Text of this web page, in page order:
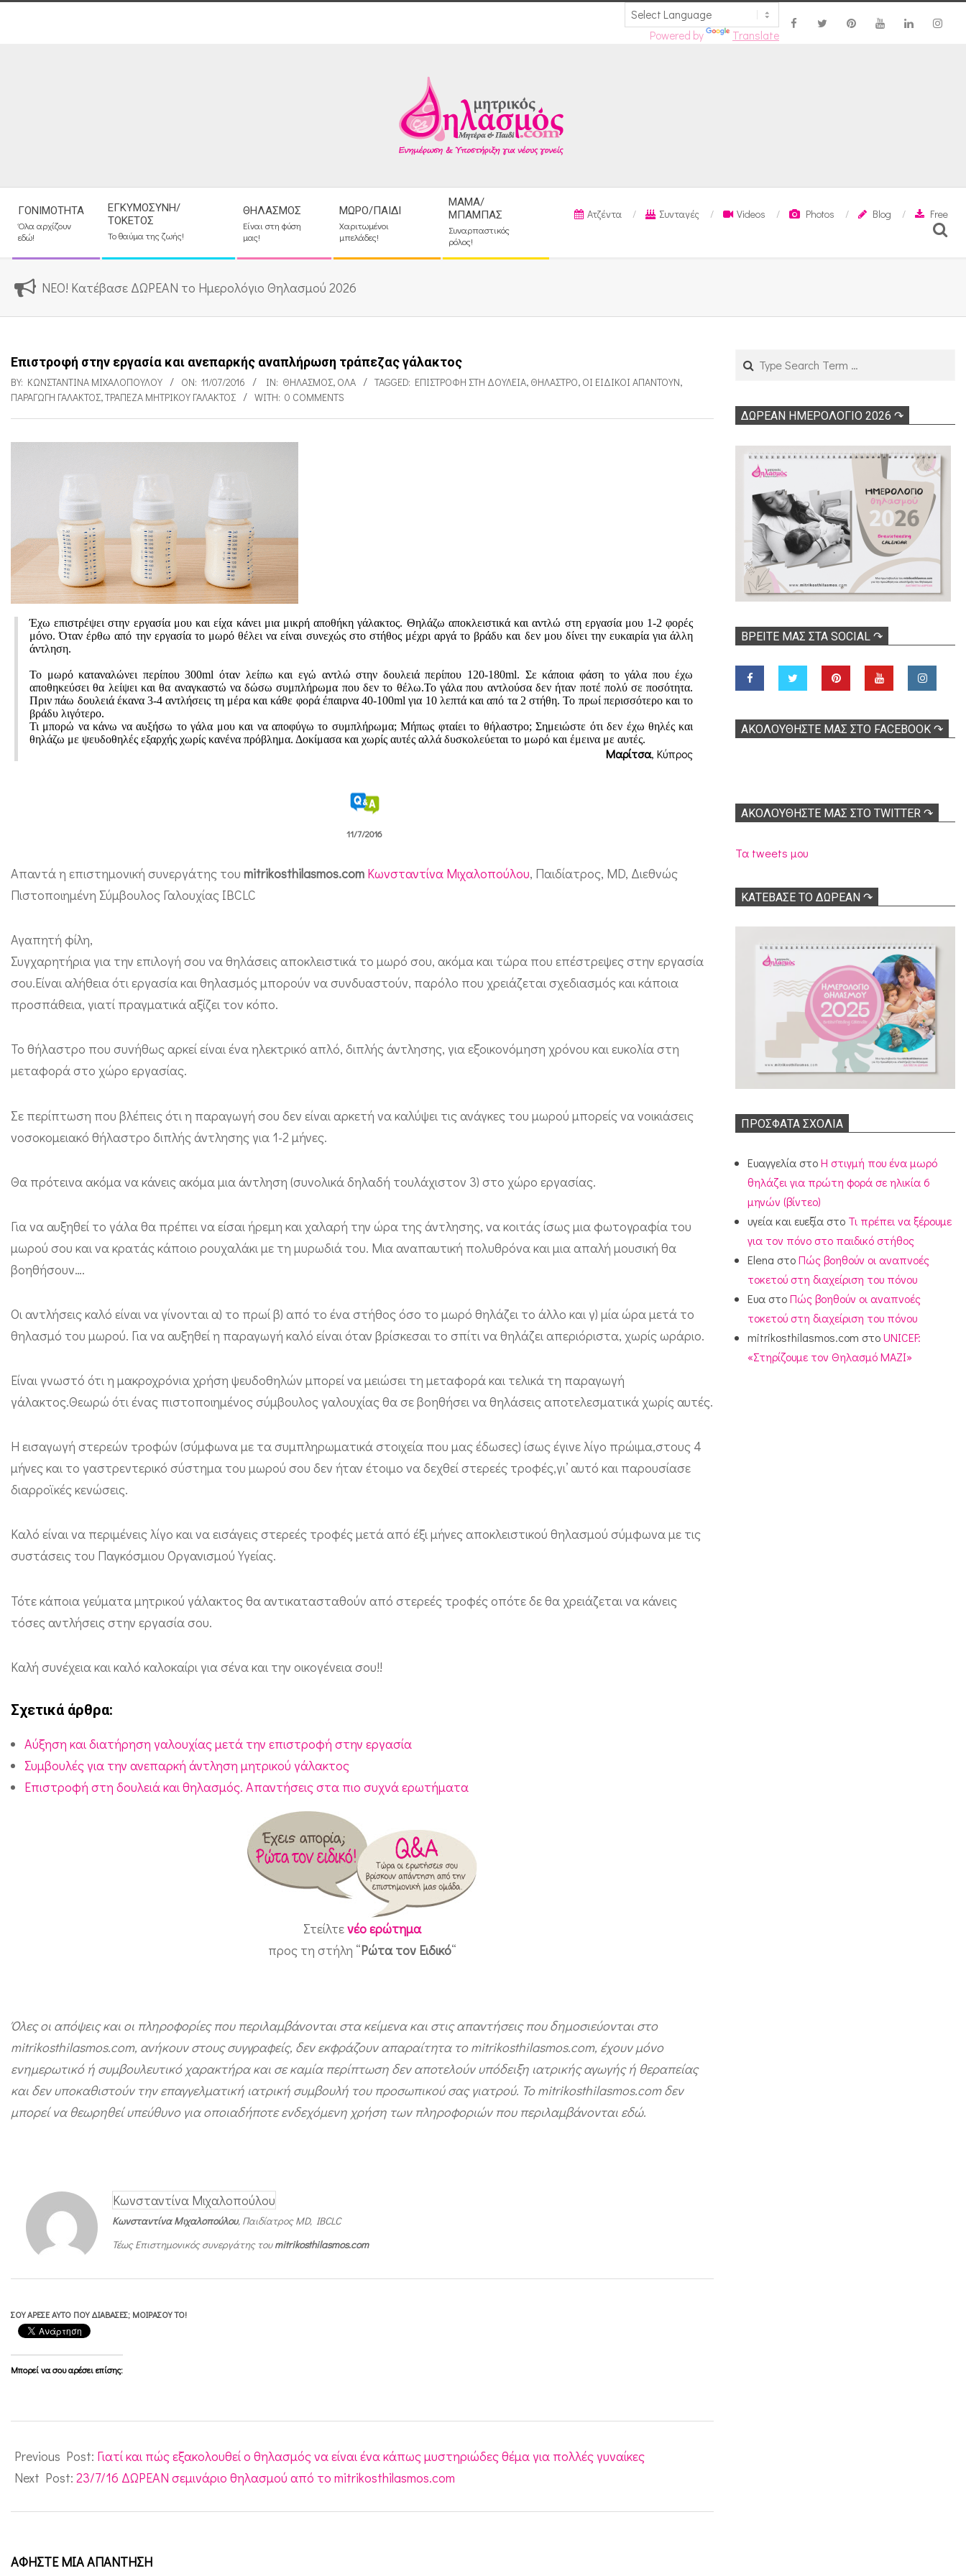
Powered by Translate
Navigation
Menu
ΓΟΝΙΜΌΤΗΤΑ
Όλα αρχίζουν
εδώ!
ΕΓΚΥΜΟΣΎΝΗ/
ΤΟΚΕΤΌΣ
Το θαύμα της ζωής!
ΘΗΛΑΣΜΌΣ
Είναι στη φύση
μας!
ΜΩΡΌ/ΠΑΙΔΊ
Χαριτωμένοι
μπελάδες!
ΜΑΜΆ/
ΜΠΑΜΠΆΣ
Συναρπαστικός
ρόλος!
Ατζέντα Συνταγές Videos Photos Blog
Free
Search
ΝΕΟ! Κατέβασε ΔΩΡΕΑΝ το Ημερολόγιο Θηλασμού 2026
Επιστροφή στην εργασία και ανεπαρκής αναπλήρωση τράπεζας γάλακτος
BY: ΚΩΝΣΤΑΝΤΊΝΑ ΜΙΧΑΛΟΠΟΎΛΟΥ ON: 11/07/2016 IN: ΘΗΛΑΣΜΌΣ, ΌΛΑ TAGGED: ΕΠΙΣΤΡΟΦΉ ΣΤΗ ΔΟΥΛΕΙΆ, ΘΉΛΑΣΤΡΟ, ΟΙ ΕΙΔΙΚΟΊ ΑΠΑΝΤΟΎΝ,
ΠΑΡΑΓΩΓΉ ΓΆΛΑΚΤΟΣ,ΤΡΆΠΕΖΑ ΜΗΤΡΙΚΟΎ ΓΆΛΑΚΤΟΣ WITH: 0 COMMENTS
σ
τ
ρ
ο
ί
κ
α
ι
α
ε
π
ρ
κ
ς
ν
α
π
ή
ρ
σ
η
τ
ά
ε
ζ
ς
γ
λ
κ
ο
ς
Έχω επιστρέψει στην εργασία μου και είχα κάνει μια μικρή αποθήκη γάλακτος. Θηλάζω αποκλειστικά και αντλώ στη εργασία μου 1-2 φορές
μόνο. Όταν έρθω από την εργασία το μωρό θέλει να είναι συνεχώς στο στήθος μέχρι αργά το βράδυ και δεν μου δίνει την ευκαιρία για άλλη
άντληση.
Το μωρό καταναλώνει περίπου 300ml όταν λείπω και εγώ αντλώ στην δουλειά περίπου 120-180ml. Σε κάποια φάση τo γάλα που έχω
αποθηκεύσει θα λείψει και θα αναγκαστώ να δώσω συμπλήρωμα που δεν το θέλω.Το γάλα που αντλούσα δεν ήταν ποτέ πολύ σε ποσότητα.
Πριν πάω δουλειά έκανα 3-4 αντλήσεις τη μέρα και κάθε φορά έπαιρνα 40-100ml για 10 λεπτά και από τα 2 στήθη. Το πρωί περισσότερο και το
βράδυ λιγότερο.
Τι μπορώ να κάνω να αυξήσω το γάλα μου και να αποφύγω το συμπλήρωμα; Μήπως φταίει το θήλαστρο; Σημειώστε ότι δεν έχω θηλές και
θηλάζω με ψευδοθηλές εξαρχής χωρίς κανένα πρόβλημα. Δοκίμασα και χωρίς αυτές αλλά δυσκολεύεται το μωρό και έμεινα με αυτές.
Μαρίτσα, Κύπρος
11/7/2016
Απαντά η επιστημονική συνεργάτης του mitrikosthilasmos.com Κωνσταντίνα Μιχαλοπούλου, Παιδίατρος, MD, Διεθνώς
Πιστοποιημένη Σύμβουλος Γαλουχίας IBCLC
Αγαπητή φίλη,
Συγχαρητήρια για την επιλογή σου να θηλάσεις αποκλειστικά το μωρό σου, ακόμα και τώρα που επέστρεψες στην εργασία
σου.Είναι αλήθεια ότι εργασία και θηλασμός μπορούν να συνδυαστούν, παρόλο που χρειάζεται σχεδιασμός και κάποια
προσπάθεια, γιατί πραγματικά αξίζει τον κόπο.
Το θήλαστρο που συνήθως αρκεί είναι ένα ηλεκτρικό απλό, διπλής άντλησης, για εξοικονόμηση χρόνου και ευκολία στη
μεταφορά στο χώρο εργασίας.
Σε περίπτωση που βλέπεις ότι η παραγωγή σου δεν είναι αρκετή να καλύψει τις ανάγκες του μωρού μπορείς να νοικιάσεις
νοσοκομειακό θήλαστρο διπλής άντλησης για 1-2 μήνες.
Θα πρότεινα ακόμα να κάνεις ακόμα μια άντληση (συνολικά δηλαδή τουλάχιστον 3) στο χώρο εργασίας.
Για να αυξηθεί το γάλα θα πρέπει να είσαι ήρεμη και χαλαρή την ώρα της άντλησης, να κοιτάς ίσως μια φωτογραφία του
μωρού σου και να κρατάς κάποιο ρουχαλάκι με τη μυρωδιά του. Μια αναπαυτική πολυθρόνα και μια απαλή μουσική θα
βοηθήσουν….
Οι αντλήσεις καλό είναι να γίνονται α) το πρωί β) από το ένα στήθος όσο το μωρό θηλάζει το άλλο και γ) μία ώρα μετά το
θηλασμό του μωρού. Για να αυξηθεί η παραγωγή καλό είναι όταν βρίσκεσαι το σπίτι να θηλάζει απεριόριστα, χωρίς ωράριο.
Είναι γνωστό ότι η μακροχρόνια χρήση ψευδοθηλών μπορεί να μειώσει τη μεταφορά και τελικά τη παραγωγή
γάλακτος.Θεωρώ ότι ένας πιστοποιημένος σύμβουλος γαλουχίας θα σε βοηθήσει να θηλάσεις αποτελεσματικά χωρίς αυτές.
Η εισαγωγή στερεών τροφών (σύμφωνα με τα συμπληρωματικά στοιχεία που μας έδωσες) ίσως έγινε λίγο πρώιμα,στους 4
μήνες και το γαστρεντερικό σύστημα του μωρού σου δεν ήταν έτοιμο να δεχθεί στερεές τροφές,γι’ αυτό και παρουσίασε
διαρροϊκές κενώσεις.
Καλό είναι να περιμένεις λίγο και να εισάγεις στερεές τροφές μετά από έξι μήνες αποκλειστικού θηλασμού σύμφωνα με τις
συστάσεις του Παγκόσμιου Οργανισμού Υγείας.
Τότε κάποια γεύματα μητρικού γάλακτος θα αντικατασταθούν από στερεές τροφές οπότε δε θα χρειάζεται να κάνεις
τόσες αντλήσεις στην εργασία σου.
Καλή συνέχεια και καλό καλοκαίρι για σένα και την οικογένεια σου!!
Σχετικά άρθρα:
Αύξηση και διατήρηση γαλουχίας μετά την επιστροφή στην εργασία
Συμβουλές για την ανεπαρκή άντληση μητρικού γάλακτος
Επιστροφή στη δουλειά και θηλασμός. Απαντήσεις στα πιο συχνά ερωτήματα
Στείλτενέο ερώτημα
προς τη στήλη “Ρώτα τον Ειδικό“
Όλες οι απόψεις και οι πληροφορίες που περιλαμβάνονται στα κείμενα και στις απαντήσεις που δημοσιεύονται στο
mitrikosthilasmos.com, ανήκουν στους συγγραφείς, δεν εκφράζουν απαραίτητα το mitrikosthilasmos.com, έχουν μόνο
ενημερωτικό ή συμβουλευτικό χαρακτήρα και σε καμία περίπτωση δεν αποτελούν υπόδειξη ιατρικής αγωγής ή θεραπείας
και δεν υποκαθιστούν την επαγγελματική ιατρική συμβουλή του προσωπικού σας γιατρού. Το mitrikosthilasmos.com δεν
μπορεί να θεωρηθεί υπεύθυνο για οποιαδήποτε ενδεχόμενη χρήση των πληροφοριών που περιλαμβάνονται εδώ.
Κωνσταντίνα Μιχαλοπούλου
Κωνσταντίνα Μιχαλοπούλου, Παιδίατρος MD, IBCLC
Τέως Επιστημονικός συνεργάτης τουmitrikosthilasmos.com
ΣΟΥ ΆΡΕΣΕ ΑΥΤΌ ΠΟΥ ΔΙΆΒΑΣΕΣ; ΜΟΙΡΆΣΟΥ ΤΟ!
Μπορεί να σου αρέσει επίσης:
07-
11
Previous Post: Γιατί και πώς εξακολουθεί ο θηλασμός να είναι ένα κάπως μυστηριώδες θέμα για πολλές γυναίκες
Next Post: 23/7/16 ΔΩΡΕΑΝ σεμινάριο θηλασμού από το mitrikosthilasmos.com
ΑΦΉΣΤΕ ΜΙΑ ΑΠΆΝΤΗΣΗ
Search
ΔΩΡΕΑΝ ΗΜΕΡΟΛΟΓΙΟ 2026 ↷
ΒΡΕΊΤΕ ΜΑΣ ΣΤΑ SOCIAL ↷
ΑΚΟΛOΥΘΉΣΤΕ ΜΑΣ ΣΤΟ FACEBOOK ↷
ΑΚΟΛΟΥΘΉΣΤΕ ΜΑΣ ΣΤΟ TWITTER ↷
Τα tweets μου
ΚΑΤΕΒΑΣΕ ΤΟ ΔΩΡΕΑΝ ↷
ΠΡΌΣΦΑΤΑ ΣΧΌΛΙΑ
Ευαγγελία στοΗ στιγμή που ένα μωρό
θηλάζει για πρώτη φορά σε ηλικία 6
μηνών (βίντεο)
υγεία και ευεξία στο Τι πρέπει να ξέρουμε
για τον πόνο στο παιδικό στήθος
Elena στοΠώς βοηθούν οι αναπνοές
τοκετού στη διαχείριση του πόνου
Ευα στοΠώς βοηθούν οι αναπνοές
τοκετού στη διαχείριση του πόνου
mitrikosthilasmos.com στοUNICEF:
«Στηρίζουμε τον Θηλασμό ΜΑΖΙ»